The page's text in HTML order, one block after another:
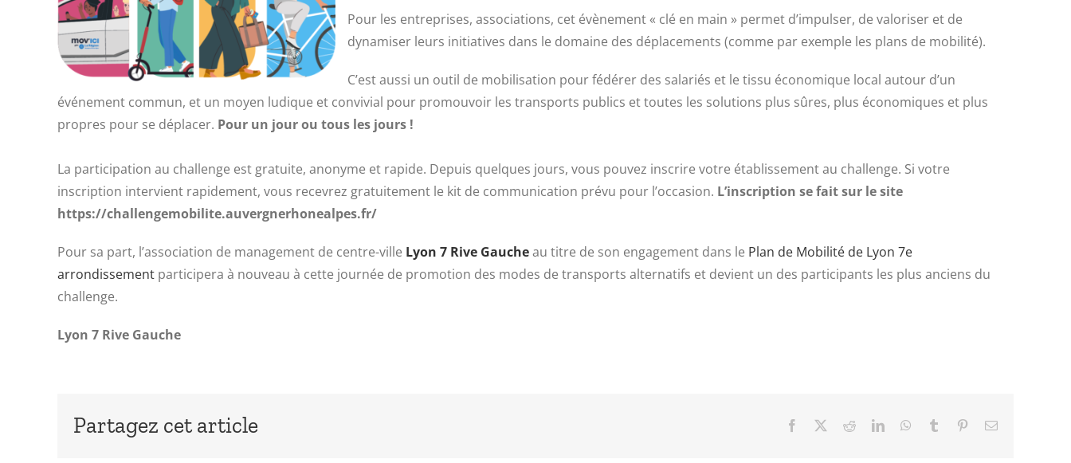
Pour les entreprises, associations, cet évènement « clé en main » permet d’impulser, de valoriser et de
dynamiser leurs initiatives dans le domaine des déplacements (comme par exemple les plans de mobilité).
C’est aussi un outil de mobilisation pour fédérer des salariés et le tissu économique local autour d’un
événement commun, et un moyen ludique et convivial pour promouvoir les transports publics et toutes les solutions plus sûres, plus économiques et plus
propres pour se déplacer. Pour un jour ou tous les jours !
La participation au challenge est gratuite, anonyme et rapide. Depuis quelques jours, vous pouvez inscrire votre établissement au challenge. Si votre
inscription intervient rapidement, vous recevrez gratuitement le kit de communication prévu pour l’occasion. L’inscription se fait sur le site
https://challengemobilite.auvergnerhonealpes.fr/
Pour sa part, l’association de management de centre-ville Lyon 7 Rive Gaucheau titre de son engagement dans le Plan de Mobilité de Lyon 7e
arrondissement participera à nouveau à cette journée de promotion des modes de transports alternatifs et devient un des participants les plus anciens du
challenge.
Lyon 7 Rive Gauche
Partagez cet article Facebook RedditLinkedInWhatsApp
Tumblr PinterestEmail